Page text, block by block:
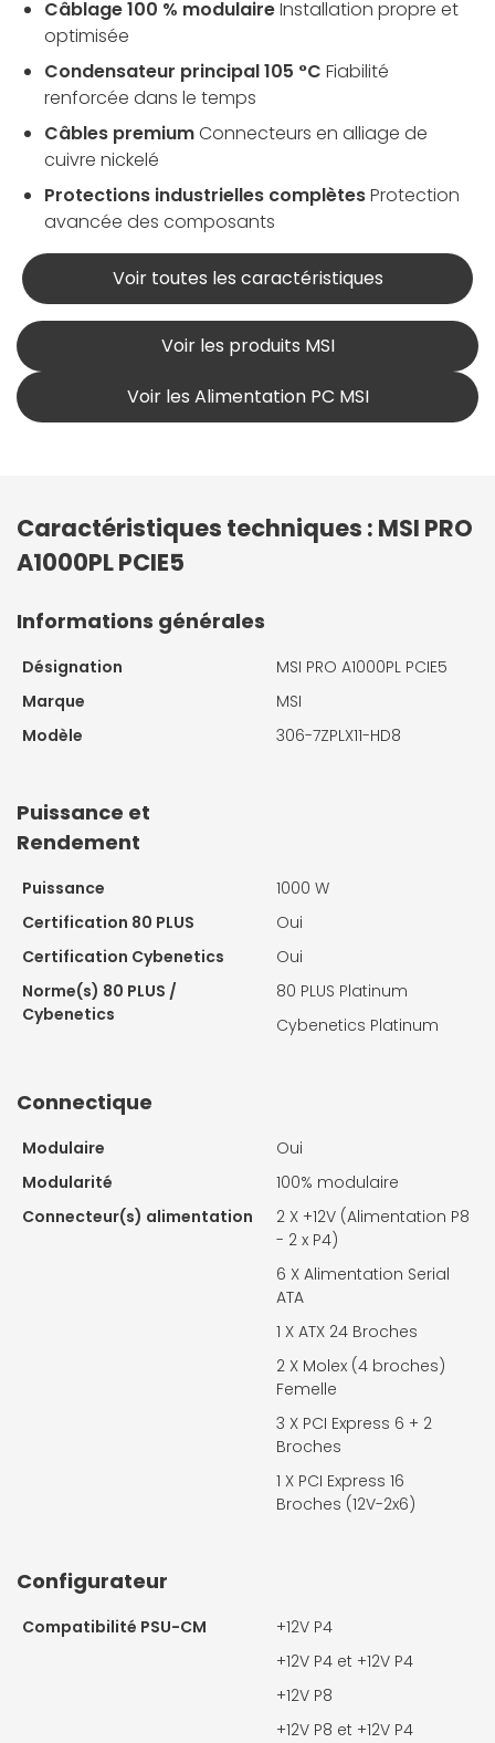
Câblage 100 % modulaireInstallation propre et
optimisée
Condensateur principal 105 °C Fiabilité
renforcée dans le temps
Câbles premiumConnecteurs en alliage de
cuivre nickelé
Protections industrielles complètesProtection
avancée des composants
Voir toutes les caractéristiques
Voir les produits MSI
Voir les Alimentation PC MSI
Caractéristiques techniques : MSI PRO
A1000PL PCIE5
Informations générales
Désignation
MSI PRO A1000PL PCIE5
Marque
MSI
Modèle
306-7ZPLX11-HD8
Puissance et
Rendement
Puissance
1000 W
Certification 80 PLUS
Oui
Certification Cybenetics
Oui
Norme(s) 80 PLUS /
Cybenetics
80 PLUS Platinum
Cybenetics Platinum
Connectique
Modulaire
Oui
Modularité
100% modulaire
Connecteur(s) alimentation
2 X +12V (Alimentation P8
- 2 x P4)
6 X Alimentation Serial
ATA
1 X ATX 24 Broches
2 X Molex (4 broches)
Femelle
3 X PCI Express 6 + 2
Broches
1 X PCI Express 16
Broches (12V-2x6)
Configurateur
Compatibilité PSU-CM
+12V P4
+12V P4 et +12V P4
+12V P8
+12V P8 et +12V P4